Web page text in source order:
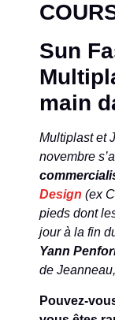
Sun
main
Multiplast et
novembre
Design (ex
pieds dont
jour à la fin
Yann
de
Pouvez-